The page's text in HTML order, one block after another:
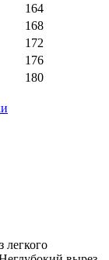
164
168
172
176
180
легкого